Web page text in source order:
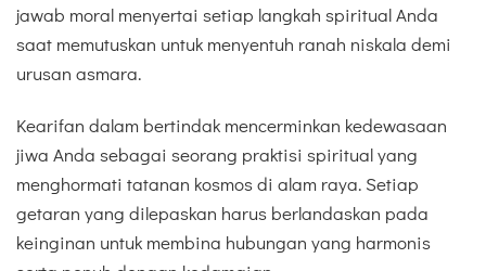
jawab moral menyertai setiap langkah spiritual Anda
saat memutuskan untuk menyentuh ranah niskala demi
urusan asmara.
Kearifan dalam bertindak mencerminkan kedewasaan
jiwa Anda sebagai seorang praktisi spiritual yang
menghormati tatanan kosmos di alam raya. Setiap
getaran yang dilepaskan harus berlandaskan pada
keinginan untuk membina hubungan yang harmonis